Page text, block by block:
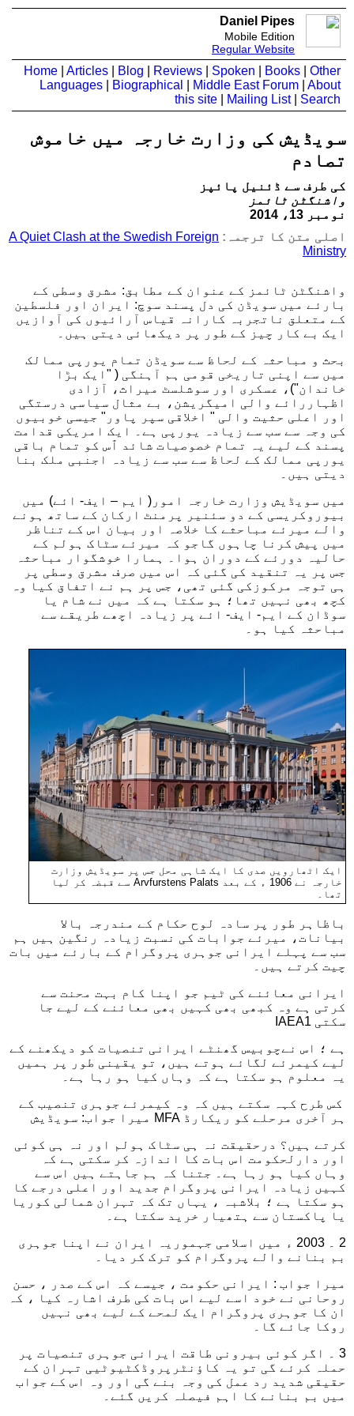
Daniel Pipes
Mobile Edition
Regular Website
Home Articles Blog Reviews Spoken Books
Other
Languages
Biographical Middle East Forum
About
this site
Mailing List| Search
سویڈیش کی وزارت خارجہ میں خاموش
تصادم
کی طرف سے ڈئنیل پائپز
واشنگٹن ٹائمز
نومبر 13، 2014
اصلی متن کا ترجمہ: A Quiet Clash at the Swedish Foreign
Ministry
واشنگٹن ٹائمز کے عنوان کے مطابق: مشرق وسطی کے
بارئے میں سویڈن کی دل پسند سوچ: ایران اور فلسطین
کے متعلق ناتجربہ کارانہ قیاس آرائیوں کی آوازیں
ایک بے کار چیز کے طور پر دیکھائی دیتی ہیں۔
بحث و مباحثہ کے لحاظ سے سویڈن تمام یورپی ممالک
میں سے اپنی تاریخی قومی ہم آہنگی ( "ایک بڑا
خاندان")، عسکری اور سوشلسٹ میراث، آزادی
اظہاررائے والی امیگریشن، بے مثال سیاسی درستگی
اور اعلی حثیت والی " اخلاقی سپر پاور" جیسی خوبیوں
کی وجہ سے سب سے زیادہ یورپی ہے۔ ایک امریکی قدامت
پسند کے لیے یہ تمام خصوصیات شائد ٱس کو تمام باقی
یورپی ممالک کے لحاظ سے سب سے زیادہ اجنبی ملک بنا
دیتی ہیں۔
میں سویڈیش وزارت خارجہ امور( ایم – ایف- ائے) میں
بیوروکریسی کے دو سئنیر پرمنٹ ارکان کے ساتھ ہونے
والے میرئے مباحثے کا خلاصہ اور بیان اس کے تناظر
میں پیش کرنا چاہوں گاجو کہ میرئے سٹاک ہولم کے
حالیہ دورئے کے دوران ہوا۔ ہمارا خوشگوار مباحثہ
جس پر یہ تنقید کی گئی کہ اس میں صرف مشرق وسطی پر
ہی توجہ مرکوزکی گئی تھی، جس پر ہم نے اتفاق کیا وہ
کچھ بھی نہیں تھا؛ ہو سکتا ہے کہ میں نے شام یا
سوڈان کے ایم- ایف- ائے پر زیادہ اچھے طریقے سے
مباحثہ کیا ہو۔
ایک اٹھارویں صدی کا ایک شاہی محل جس پر سویڈیش وزارت
خارجہ نے 1906 ء کے بعد Arvfurstens Palats سے قبضہ کر لیا
تھا۔
باظاہر طور پر سادہ لوح حکام کے مندرجہ بالا
بیانات، میرئے جوابات کی نسبت زیادہ رنگین ہیں ہم
سب سے پہلے ایرانی جوہری پروگرام کے بارئے میں بات
چیت کرتے ہیں۔
ایرانی معائنے کی ٹیم جو اپنا کام بہت محنت سے
کرتی ہے وہ کبھی بھی کہیں بھی معائنے کے لیے جا
سکتی IAEA1
ہے ؛ اس نےچوبیس گھنٹے ایرانی تنصیات کو دیکھنے کے
لیے کیمرئے لگائے ہوتے ہیں، تو یقینی طور پر ہمیں
یہ معلوم ہو سکتا ہے کہ وہاں کیا ہو رہا ہے۔
‏ کس طرح کہہ سکتے ہیں کہ وہ کیمرئے جوہری تنصیب کے
ہر آخری مرحلے کو ریکارڈ MFA میرا جواب: سویڈیش
کرتے ہیں؟ درحقیقت نہ ہی سٹاک ہولم اور نہ ہی کوئی
اور دارلحکومت اس بات کا اندازہ کر سکتی ہے کہ
وہاں کیا ہو رہا ہے۔ جتنا کہ ہم جاہتے ہیں اس سے
کہیں زیادہ ایرانی پروگرام جدید اور اعلی درجے کا
ہو سکتا ہے ؛ بلاشبہ ، یہاں تک کہ تہران شمالی کوریا
یا پاکستان سے ہتھیار خرید سکتا ہے۔
2 ۔ 2003 ء میں اسلامی جہموریہ ایران نے اپنا جوہری
بم بنانے والے پروگرام کو ترک کر دیا۔
میرا جواب : ایرانی حکومت ، جیسے کہ اس کے صدر ، حسن
روحانی نے خود اسے لیے اس بات کی طرف اشارہ کیا ، کہ
ان کا جوہری پروگرام ایک لمحے کے لیے بھی نہیں
روکا جائے گا۔
3 ۔ اگر کوئی بیرونی طاقت ایرانی جوہری تنصیات پر
حملہ کرئے گی تو یہ کاؤنٹرپروڈکٹیوٹیی تہران کے
حقیقی شدید رد عمل کی وجہ بنے گی اور وہ اس کے جواب
میں بم بنانے کا اہم فیصلہ کریں گئے۔